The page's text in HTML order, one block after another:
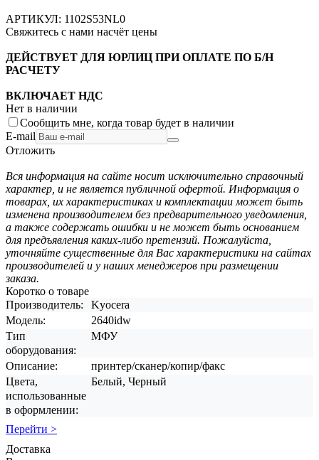
АРТИКУЛ: 1102S53NL0
Свяжитесь с нами насчёт цены
ДЕЙСТВУЕТ ДЛЯ ЮРЛИЦ ПРИ ОПЛАТЕ ПО Б/Н
РАСЧЕТУ
ВКЛЮЧАЕТ НДС
Нет в наличии
Сообщить мне, когда товар будет в наличии
E-mail
Отложить
Вся информация на сайте носит исключительно справочный
характер, и не является публичной офертой. Информация о
товарах, их характеристиках и комплектации может быть
изменена производителем без предварительного уведомления,
а также содержать ошибки и не может быть основанием
для предъявления каких-либо претензий. Пожалуйста,
уточняйте существенные для Вас характеристики на сайтах
производителей и у наших менеджеров при размещении
заказа.
Коротко о товаре
Производитель:
Kyocera
Модель:
2640idw
Тип
оборудования:
МФУ
Описание:
принтер/сканер/копир/факс
Цвета,
использованные
в оформлении:
Белый, Черный
Перейти >
Доставка